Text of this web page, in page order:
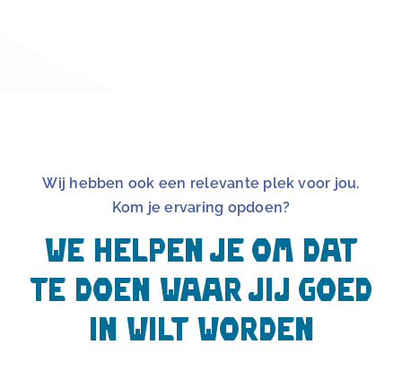
Wij hebben ook een relevante plek voor jou.
Kom je ervaring opdoen?
We helpen je om dat
te doen waar jij goed
in wilt worden